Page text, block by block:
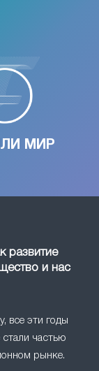
МИР
развитие
и нас
все эти годы
стали частью
рынке.